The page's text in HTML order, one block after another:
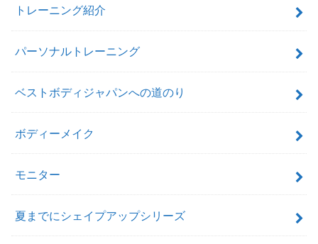
トレーニング紹介
パーソナルトレーニング
ベストボディジャパンへの道のり
ボディーメイク
モニター
夏までにシェイプアップシリーズ